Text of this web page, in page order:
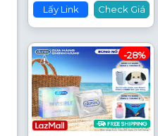
Lấy Link Check Giá
-28%